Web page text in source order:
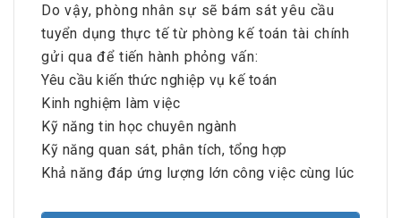
Do vậy, phòng nhân sự sẽ bám sát yêu cầu
tuyển dụng thực tế từ phòng kế toán tài chính
gửi qua để tiến hành phỏng vấn:
Yêu cầu kiến thức nghiệp vụ kế toán
Kinh nghiệm làm việc
Kỹ năng tin học chuyên ngành
Kỹ năng quan sát, phân tích, tổng hợp
Khả năng đáp ứng lượng lớn công việc cùng lúc